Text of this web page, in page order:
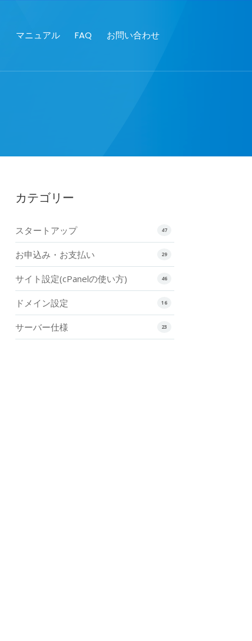
マニュアル FAQ お問い合わせ
カテゴリー
47
スタートアップ
29
お申込み・お支払い
46
サイト設定(cPanelの使い方)
16
ドメイン設定
23
サーバー仕様